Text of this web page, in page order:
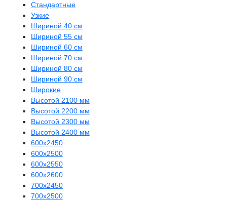
Стандартные
Узкие
Шириной 40 см
Шириной 55 см
Шириной 60 см
Шириной 70 см
Шириной 80 см
Шириной 90 см
Широкие
Высотой 2100 мм
Высотой 2200 мм
Высотой 2300 мм
Высотой 2400 мм
600х2450
600х2500
600х2550
600х2600
700х2450
700х2500